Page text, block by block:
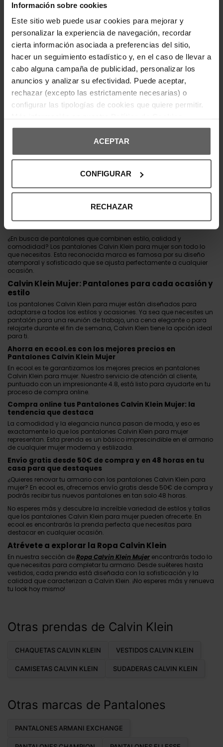
Información sobre cookies
Este sitio web puede usar cookies para mejorar y
personalizar la experiencia de navegación, recordar
cierta información asociada a preferencias del sitio,
hacer un seguimiento estadístico y, en el caso de llevar a
cabo alguna campaña de publicidad, personalizar los
anuncios y analizar su efectividad. Puede aceptar,
rechazar (excepto las estrictamente necesarias) o
configurar las tipologías de cookies que quiere permitir.
ACEPTAR
CONFIGURAR
RECHAZAR
CALVIN KLEIN MUJER
REBAJAS+
CALVIN KLEIN
PANTALÓN VAQUERO CALVIN
79,92 € 99,90 € -20%
CALVIN KLEIN
PANTALÓN VAQUERO CALVIN
79,92 € 99,90 € -20%
REBAJAS+
¿En busca de pantalones que combinen estilo, calidad y
comodidad? Los pantalones Calvin Klein para mujer son todo lo
que necesitas. Esta reconocida marca es famosa por su diseño
atemporal y sofisticado que se ajusta perfectamente a cualquier
ocasión.
Calvin Klein Mujer: Pantalones para cada ocasión y
estilo
Los pantalones Calvin Klein para mujer están diseñados para
adaptarse a todos los estilos y ocasiones. Ya sea que necesites un
pantalón para una reunión de trabajo, una cena elegante o para
relajarte durante el fin de semana, Calvin Klein tiene la opción ideal
para ti.
Ahorra en ecool.es con los mejores precios en
Pantalones Calvin Klein Mujer
En ecool.es te garantizamos los mejores precios en pantalones
Calvin Klein para mujer. Nuestro servicio de atención al cliente,
puntuado con un impresionante 4.8, está listo para ayudarte en tu
proceso de compra online.
Compra online tus Pantalones Calvin Klein Mujer: la
tendencia que destaca
La comodidad y la elegancia nunca pasan de moda, y eso es
exactamente lo que los pantalones Calvin Klein para mujer
representan. Esta prenda es un básico imprescindible en el armario
de cualquier mujer moderna y estilizada.
Envío gratis desde 50€ de compra y en 48 horas en tu
casa para que destaques
¿Quieres renovar tu armario con los pantalones Calvin Klein para
mujer? En ecool.es, ofrecemos envío gratis desde 50€ de compra y
podrás recibir tus nuevos pantalones en tan solo 48 horas.
No esperes más y descubre la increíble variedad de estilos y tallas
que los pantalones Calvin Klein para mujer pueden ofrecerte. En
ecool.es encontrarás la prenda perfecta que necesitas para
destacar en cualquier ocasión.
Atrévete a explorar la Ropa Calvin Klein
En nuestra sección deRopa Calvin Klein Mujer encontrarás todo lo
que necesitas para completar tu armario. Desde suéteres hasta
vestidos, cada prenda está diseñada con la sofisticación y la
calidad que caracterizan a Calvin Klein. ¡No esperes más y renueva
tu look hoy mismo!
Otras prendas de Calvin Klein
CHAQUETAS CALVIN KLEIN VESTIDOS CALVIN KLEIN
CAMISETAS CALVIN KLEIN SUDADERAS CALVIN KLEIN
Otras marcas de Pantalones
PANTALONES ARMANI EXCHANGE